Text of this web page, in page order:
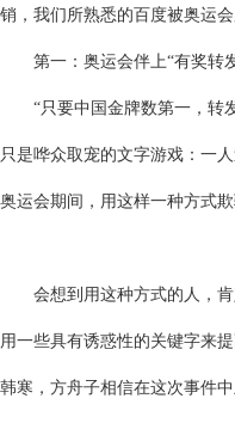
销，我们所熟悉的百度被奥运
第一：奥运会伴上“有奖转
“只要中国金牌数第一，转发
只是哗众取宠的文字游戏：一
奥运会期间，用这样一种方式
会想到用这种方式的人，肯
用一些具有诱惑性的关键字来
韩寒，方舟子相信在这次事件